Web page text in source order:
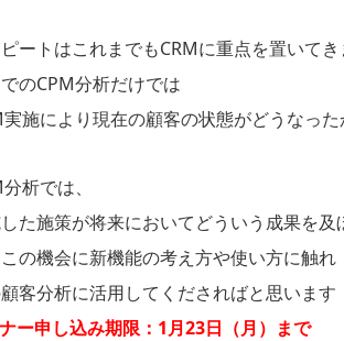
ートはこれまでもCRMに重点を置いてき
のCPM分析だけでは
実施により現在の顧客の状態がどうなっ
析では、
した施策が将来においてどういう成果を及
の機会に新機能の考え方や使い方に触れ
客分析に活用してくださればと思います
ー申し込み期限：1月23日（月）まで